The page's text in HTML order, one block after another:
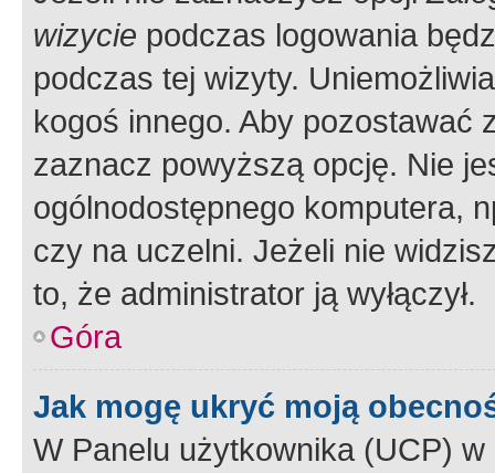
wizycie podczas logowania
podczas tej wizyty.
kogoś innego. Aby pozostawać
zaznacz powyższą opcję. Nie
ogólnodostępnego komputera,
czy na uczelni. Jeżeli nie
to, że administrator ją wyłączył.
Góra
Jak mogę ukryć moją
W Panelu użytkownika (UCP) w